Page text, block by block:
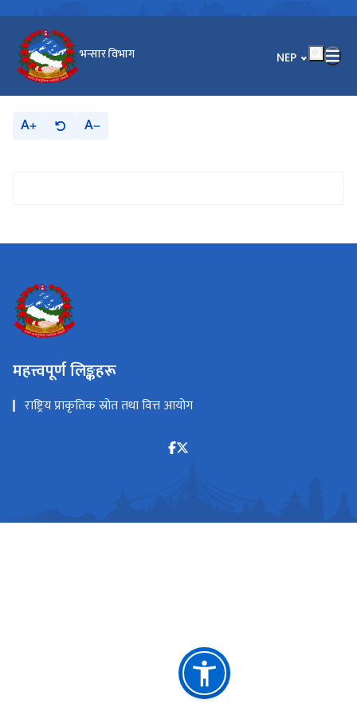
भन्सार विभाग भाषा चयन गर्नुहोस्
NEP
A A
महत्त्वपूर्ण लिङ्कहरू
राष्ट्रिय प्राकृतिक स्रोत तथा वित्त आयोग